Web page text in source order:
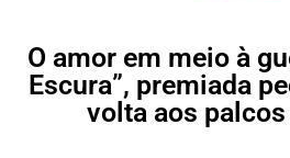
O amor em meio à
Escura”, premiada
volta aos